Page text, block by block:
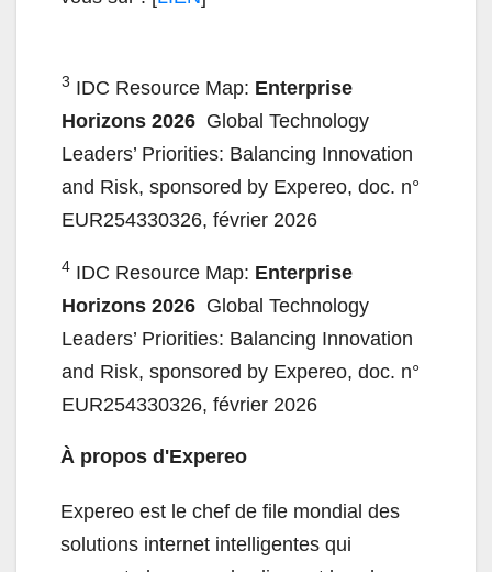
3 IDC Resource Map: Enterprise
Horizons 2026 ​ Global Technology
Leaders’ Priorities: Balancing Innovation
and Risk, sponsored by Expereo, doc. n°
EUR254330326, février 2026
4 IDC Resource Map: Enterprise
Horizons 2026 ​ Global Technology
Leaders’ Priorities: Balancing Innovation
and Risk, sponsored by Expereo, doc. n°
EUR254330326, février 2026
À propos d'Expereo
Expereo est le chef de file mondial des
solutions internet intelligentes qui